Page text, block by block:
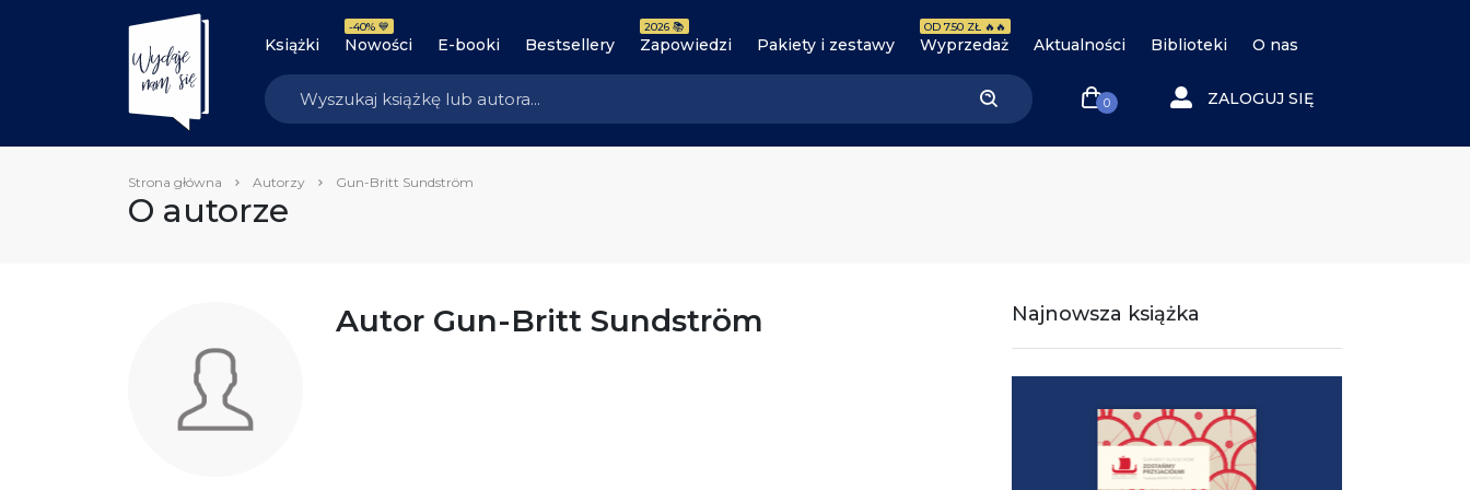
Książki Nowości
-40% 💙
E-booki Bestsellery Zapowiedzi
2026 📚
Pakiety i zestawy Wyprzedaż
OD 7.50 ZŁ 🔥🔥
Aktualności Biblioteki O nas
0 ZALOGUJ SIĘ
Strona główna Autorzy Gun-Britt Sundström
O autorze
Autor Gun-Britt Sundström Najnowsza książka